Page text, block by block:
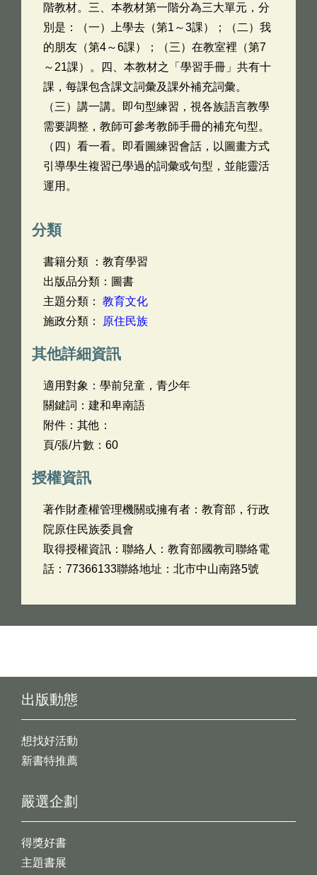
階教材。三、本教材第一階分為三大單元，分
別是：（一）上學去（第1～3課）；（二）我
的朋友（第4～6課）；（三）在教室裡（第7
～21課）。四、本教材之「學習手冊」共有十
課，每課包含課文詞彙及課外補充詞彙。
（三）講一講。即句型練習，視各族語言教學
需要調整，教師可參考教師手冊的補充句型。
（四）看一看。即看圖練習會話，以圖畫方式
引導學生複習已學過的詞彙或句型，並能靈活
運用。
分類
書籍分類 ：教育學習
出版品分類：圖書
主題分類： 教育文化
施政分類：
原住民族
其他詳細資訊
適用對象：學前兒童，青少年
關鍵詞：建和卑南語
附件：其他：
頁/張/片數：60
授權資訊
著作財產權管理機關或擁有者：教育部，行政
院原住民族委員會
取得授權資訊：聯絡人：教育部國教司聯絡電
話：77366133聯絡地址：北市中山南路5號
出版動態
想找好活動
新書特推薦
嚴選企劃
得獎好書
主題書展